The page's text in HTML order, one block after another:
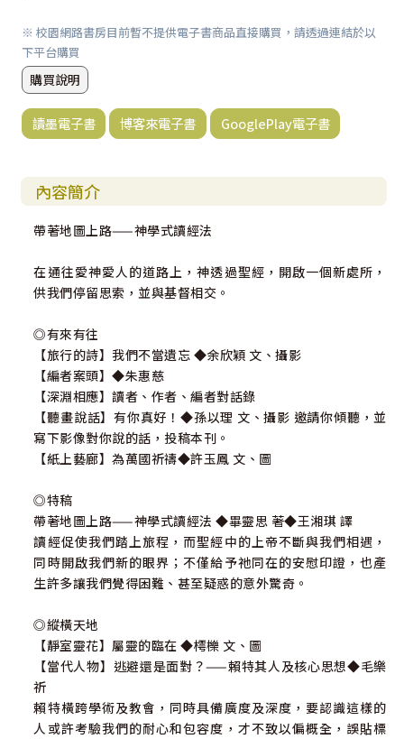
※ 校園網路書房目前暫不提供電子書商品直接購買，請透過連結於以
下平台購買
購買說明
讀墨電子書 博客來電子書 GooglePlay電子書
內容簡介
帶著地圖上路——神學式讀經法
在通往愛神愛人的道路上，神透過聖經，開啟一個新處所，
供我們停留思索，並與基督相交。
◎有來有往
【旅行的詩】我們不當遺忘 ◆余欣穎 文、攝影
【編者案頭】◆朱惠慈
【深淵相應】讀者、作者、編者對話錄
【聽畫說話】有你真好！◆孫以理 文、攝影 邀請你傾聽，並
寫下影像對你說的話，投稿本刊。
【紙上藝廊】為萬國祈禱◆許玉鳳 文、圖
◎特稿
帶著地圖上路——神學式讀經法 ◆畢靈思 著◆王湘琪 譯
讀經促使我們踏上旅程，而聖經中的上帝不斷與我們相遇，
同時開啟我們新的眼界；不僅給予祂同在的安慰印證，也產
生許多讓我們覺得困難、甚至疑惑的意外驚奇。
◎縱橫天地
【靜室靈花】屬靈的臨在 ◆樗櫟 文、圖
【當代人物】逃避還是面對？——賴特其人及核心思想◆毛樂
祈
賴特橫跨學術及教會，同時具備廣度及深度，要認識這樣的
人或許考驗我們的耐心和包容度，才不致以偏概全，誤貼標